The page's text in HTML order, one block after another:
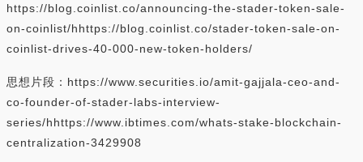
https://blog.coinlist.co/announcing-the-stader-token-sale-
on-coinlist/hhttps://blog.coinlist.co/stader-token-sale-on-
coinlist-drives-40-000-new-token-holders/
思想片段：https://www.securities.io/amit-gajjala-ceo-and-
co-founder-of-stader-labs-interview-
series/hhttps://www.ibtimes.com/whats-stake-blockchain-
centralization-3429908